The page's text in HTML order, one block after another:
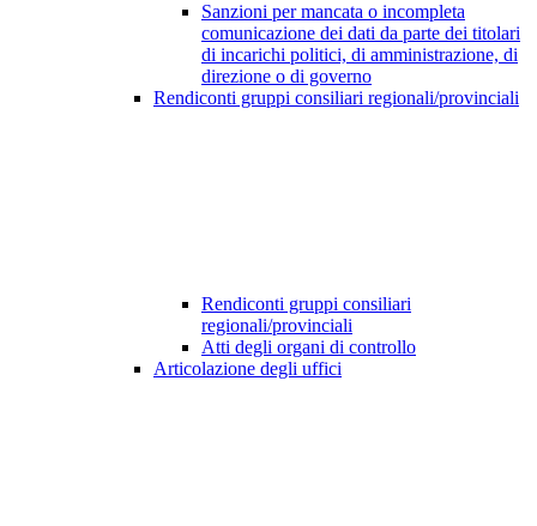
Sanzioni per mancata o incompleta
comunicazione dei dati da parte dei titolari
di incarichi politici, di amministrazione, di
direzione o di governo
Rendiconti gruppi consiliari regionali/provinciali
Rendiconti gruppi consiliari
regionali/provinciali
Atti degli organi di controllo
Articolazione degli uffici